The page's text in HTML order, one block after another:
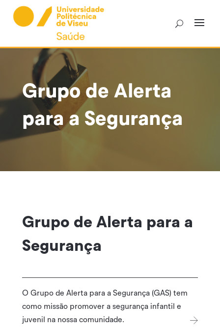
content
Grupo de Alerta
para a Segurança
Grupo de Alerta para a
Segurança
O Grupo de Alerta para a Segurança (GAS) tem
como missão promover a segurança infantil e
juvenil na nossa comunidade.